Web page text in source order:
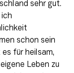
sehr gut.
ich
schon sein
für heilsam,
Leben zu